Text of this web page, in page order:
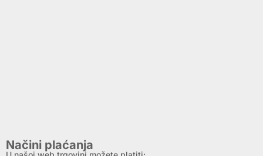
Načini plaćanja